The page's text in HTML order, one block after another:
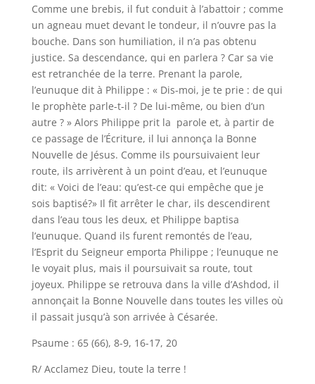
Comme une brebis, il fut conduit à l’abattoir ; comme
un agneau muet devant le tondeur, il n’ouvre pas la
bouche. Dans son humiliation, il n’a pas obtenu
justice. Sa descendance, qui en parlera ? Car sa vie
est retranchée de la terre. Prenant la parole,
l’eunuque dit à Philippe : « Dis-moi, je te prie : de qui
le prophète parle-t-il ? De lui-même, ou bien d’un
autre ? » Alors Philippe prit la parole et, à partir de
ce passage de l’Écriture, il lui annonça la Bonne
Nouvelle de Jésus. Comme ils poursuivaient leur
route, ils arrivèrent à un point d’eau, et l’eunuque
dit: « Voici de l’eau: qu’est-ce qui empêche que je
sois baptisé?» Il fit arrêter le char, ils descendirent
dans l’eau tous les deux, et Philippe baptisa
l’eunuque. Quand ils furent remontés de l’eau,
l’Esprit du Seigneur emporta Philippe ; l’eunuque ne
le voyait plus, mais il poursuivait sa route, tout
joyeux. Philippe se retrouva dans la ville d’Ashdod, il
annonçait la Bonne Nouvelle dans toutes les villes où
il passait jusqu’à son arrivée à Césarée.
Psaume : 65 (66), 8-9, 16-17, 20
R/ Acclamez Dieu, toute la terre !